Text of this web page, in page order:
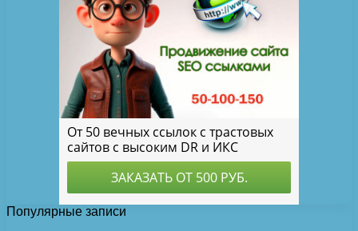
Популярные записи